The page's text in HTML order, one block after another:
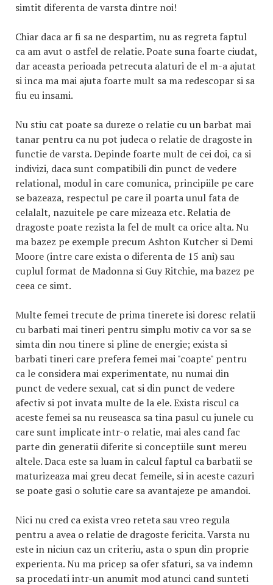
simtit diferenta de varsta dintre noi!
Chiar daca ar fi sa ne despartim, nu as regreta faptul
ca am avut o astfel de relatie. Poate suna foarte ciudat,
dar aceasta perioada petrecuta alaturi de el m-a ajutat
si inca ma mai ajuta foarte mult sa ma redescopar si sa
fiu eu insami.
Nu stiu cat poate sa dureze o relatie cu un barbat mai
tanar pentru ca nu pot judeca o relatie de dragoste in
functie de varsta. Depinde foarte mult de cei doi, ca si
indivizi, daca sunt compatibili din punct de vedere
relational, modul in care comunica, principiile pe care
se bazeaza, respectul pe care il poarta unul fata de
celalalt, nazuitele pe care mizeaza etc. Relatia de
dragoste poate rezista la fel de mult ca orice alta. Nu
ma bazez pe exemple precum Ashton Kutcher si Demi
Moore (intre care exista o diferenta de 15 ani) sau
cuplul format de Madonna si Guy Ritchie, ma bazez pe
ceea ce simt.
Multe femei trecute de prima tinerete isi doresc relatii
cu barbati mai tineri pentru simplu motiv ca vor sa se
simta din nou tinere si pline de energie; exista si
barbati tineri care prefera femei mai "coapte" pentru
ca le considera mai experimentate, nu numai din
punct de vedere sexual, cat si din punct de vedere
afectiv si pot invata multe de la ele. Exista riscul ca
aceste femei sa nu reuseasca sa tina pasul cu junele cu
care sunt implicate intr-o relatie, mai ales cand fac
parte din generatii diferite si conceptiile sunt mereu
altele. Daca este sa luam in calcul faptul ca barbatii se
maturizeaza mai greu decat femeile, si in aceste cazuri
se poate gasi o solutie care sa avantajeze pe amandoi.
Nici nu cred ca exista vreo reteta sau vreo regula
pentru a avea o relatie de dragoste fericita. Varsta nu
este in niciun caz un criteriu, asta o spun din proprie
experienta. Nu ma pricep sa ofer sfaturi, sa va indemn
sa procedati intr-un anumit mod atunci cand sunteti